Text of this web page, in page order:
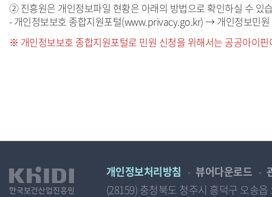
② 진흥원은 개인정보파일 현황은 아래의 방법으로 확인하실 수 있
- 개인정보보호 종합지원포털(www.privacy.go.kr) → 개인정보민
※ 개인정보보호 종합지원포털로 민원 신청을 위해서는 공공아이핀
개인정보처리방침 뷰어다운로드
(28159) 충청북도 청주시 흥덕구 오송